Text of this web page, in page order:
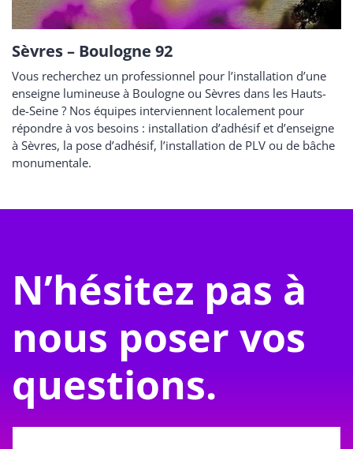
Sèvres – Boulogne 92
Vous recherchez un professionnel pour l’installation d’une
enseigne lumineuse à Boulogne ou Sèvres dans les Hauts-
de-Seine ? Nos équipes interviennent localement pour
répondre à vos besoins : installation d’adhésif et d’enseigne
à Sèvres, la pose d’adhésif, l’installation de PLV ou de bâche
monumentale.
N’hésitez pas à
nous poser vos
questions.